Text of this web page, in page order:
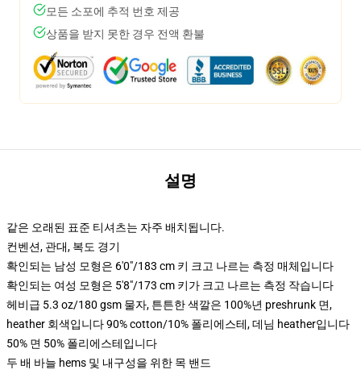
모든 소포에 추적 번호 제공
상품을 받지 못한 경우 전액 환불
설명
같은 오래된 표준 티셔츠는 자주 배치됩니다.
컨벤션, 관대, 복도 경기
확인되는 남성 모형은 6'0"/183 cm 키 크고 나르는 측정 매체입니다
확인되는 여성 모형은 5'8"/173 cm 키가 크고 나르는 측정 작습니다
헤비급 5.3 oz/180 gsm 물자, 튼튼한 색깔은 100%년 preshrunk 면,
heather 회색입니다 90% cotton/10% 폴리에스테, 데님 heather입니다
50% 면 50% 폴리에스테입니다
두 배 바늘 hems 및 내구성을 위한 목 밴드